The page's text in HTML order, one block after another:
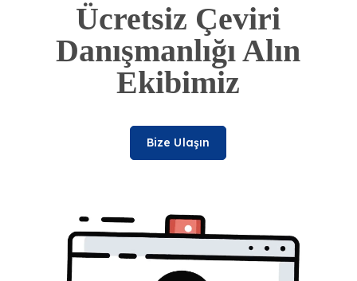
Ücretsiz Çeviri
Danışmanlığı Alın
Ekibimiz
Bize Ulaşın